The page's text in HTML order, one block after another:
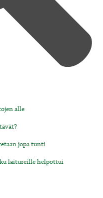
alle
jopa tunti
laitureille helpottui